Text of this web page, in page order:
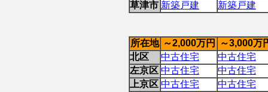
草津市 新築戸建 新築戸建
所在地 ～2,000万円
～3,000万
北区
中古住宅
中古住宅
左京区 中古住宅
中古住宅
上京区 中古住宅
中古住宅